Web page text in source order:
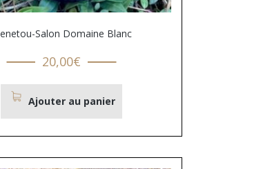
Salon Domaine Blanc
20,00€
Ajouter au panier